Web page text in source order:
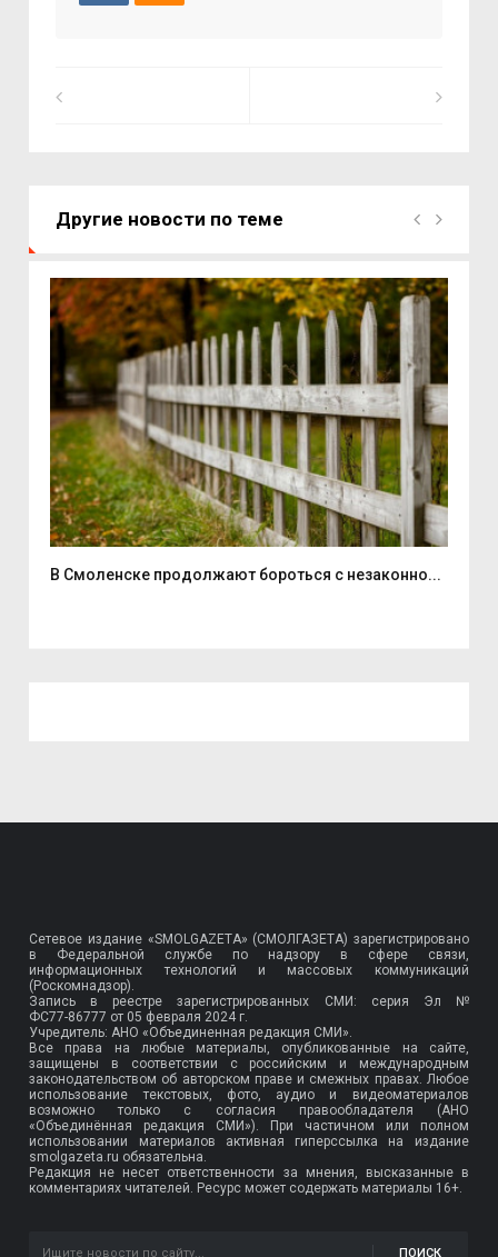
Другие новости по теме
В Смоленске продолжают бороться с незаконно...
Сетевое издание «SMOLGAZETA» (СМОЛГАЗЕТА) зарегистрировано
в Федеральной службе по надзору в сфере связи,
информационных технологий и массовых коммуникаций
(Роскомнадзор).
Запись в реестре зарегистрированных СМИ: серия Эл №
ФС77-86777 от 05 февраля 2024 г.
Учредитель: АНО «Объединенная редакция СМИ».
Все права на любые материалы, опубликованные на сайте,
защищены в соответствии с российским и международным
законодательством об авторском праве и смежных правах. Любое
использование текстовых, фото, аудио и видеоматериалов
возможно только с согласия правообладателя (АНО
«Объединённая редакция СМИ»). При частичном или полном
использовании материалов активная гиперссылка на издание
smolgazeta.ru обязательна.
Редакция не несет ответственности за мнения, высказанные в
комментариях читателей. Ресурс может содержать материалы 16+.
ПОИСК